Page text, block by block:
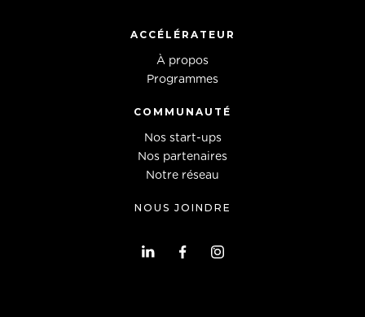
ACCÉLÉRATEUR
À propos
Programmes
COMMUNAUTÉ
Nos start-ups
Nos partenaires
Notre réseau
NOUS JOINDRE